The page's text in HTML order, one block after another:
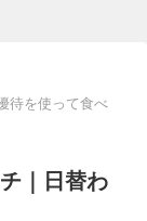
待を使って食べ
｜日替わ